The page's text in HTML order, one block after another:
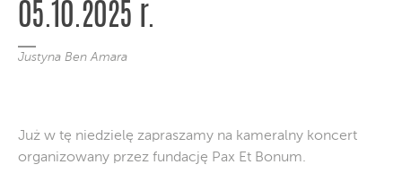
05.10.2025 r.
Justyna Ben Amara
Już w tę niedzielę zapraszamy na kameralny koncert
organizowany przez fundację Pax Et Bonum.